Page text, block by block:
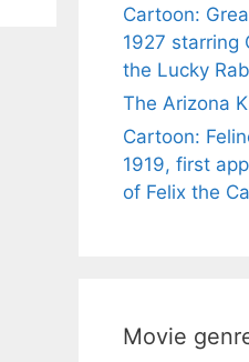
Cartoon:
1927 starring
the Lucky
The Arizona
Cartoon:
1919, first
of Felix the
Movie